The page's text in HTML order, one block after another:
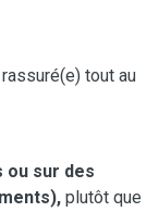
tout au
ou sur des
plutôt que